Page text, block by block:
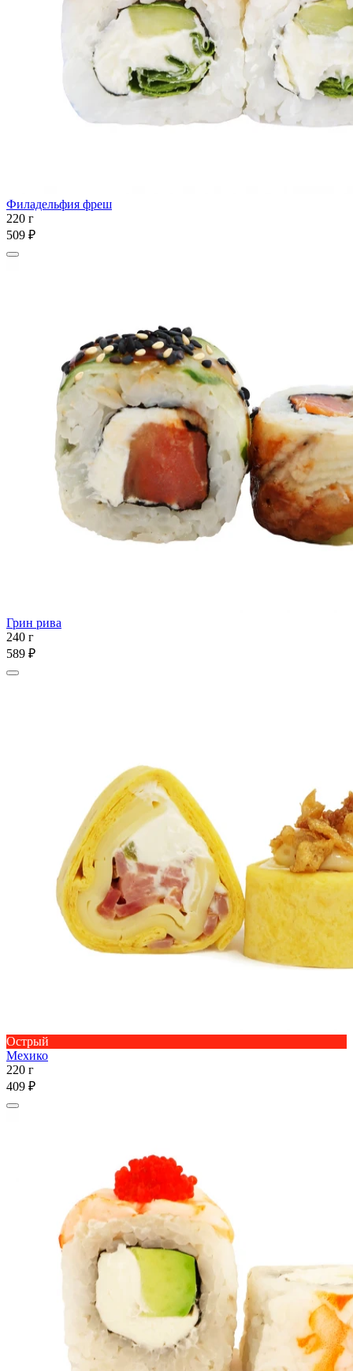
Филадельфия фреш
220 г
509 ₽
Грин рива
240 г
589 ₽
Острый
Мехико
220 г
409 ₽